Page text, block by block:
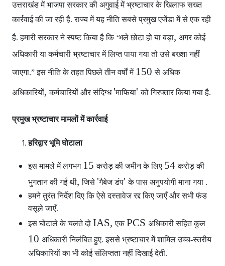
उत्तराखंड में भाजपा सरकार की अगुवाई में भ्रष्टाचार के खिलाफ सख्त
कार्रवाई की जा रही है. राज्य में यह नीति सबसे प्रमुख एजेंडा में से एक रही
है. हमारी सरकार ने स्पष्ट किया है कि ‘भले छोटा हो या बड़ा, अगर कोई
अधिकारी या कर्मचारी भ्रष्टाचार में लिप्त पाया गया तो उसे बख्शा नहीं
जाएगा.” इस नीति के तहत पिछले तीन वर्षों में 150से अधिक
अधिकारियों,कर्मचारियों और संदिग्ध 'माफिया'को गिरफ्तार किया गया है.
प्रमुख भ्रष्टाचार मामलों में कार्रवाई
हरिद्वार भूमि घोटाला
इस मामले में लगभग 15करोड़ की जमीन के लिए 54करोड़ की
भुगतान की गई थी,जिसे 'गैबेज डंप'के पास अनुपयोगी माना गया .
हमने तुरंत निर्देश दिए कि ऐसे दस्तावेज रद्द किए जाएँ और सभी फंड
वसूले जाएँ.
इस घोटाले के चलते दो IAS,एकPCS अधिकारी सहित कुल
10 अधिकारी निलंबित हुए. इससे भ्रष्टाचार में शामिल उच्च-स्तरीय
अधिकारियों का भी कोई संलिप्तता नहीं दिखाई देती.